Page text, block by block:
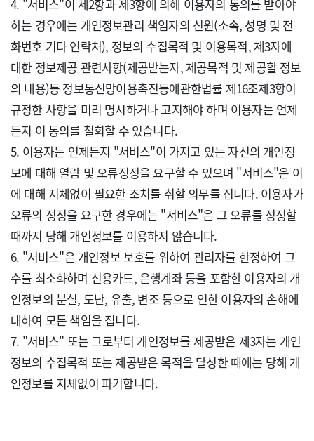
4. "서비스"이 제2항과 제3항에 의해 이용자의 동의를 받아야
하는 경우에는 개인정보관리 책임자의 신원(소속, 성명 및 전
화번호 기타 연락처), 정보의 수집목적 및 이용목적, 제3자에
대한 정보제공 관련사항(제공받는자, 제공목적 및 제공할 정보
의 내용)등 정보통신망이용촉진등에관한법률 제16조제3항이
규정한 사항을 미리 명시하거나 고지해야 하며 이용자는 언제
든지 이 동의를 철회할 수 있습니다.
5. 이용자는 언제든지 "서비스"이 가지고 있는 자신의 개인정
보에 대해 열람 및 오류정정을 요구할 수 있으며 "서비스"은 이
에 대해 지체없이 필요한 조치를 취할 의무를 집니다. 이용자가
오류의 정정을 요구한 경우에는 "서비스"은 그 오류를 정정할
때까지 당해 개인정보를 이용하지 않습니다.
6. "서비스"은 개인정보 보호를 위하여 관리자를 한정하여 그
수를 최소화하며 신용카드, 은행계좌 등을 포함한 이용자의 개
인정보의 분실, 도난, 유출, 변조 등으로 인한 이용자의 손해에
대하여 모든 책임을 집니다.
7. "서비스" 또는 그로부터 개인정보를 제공받은 제3자는 개인
정보의 수집목적 또는 제공받은 목적을 달성한 때에는 당해 개
인정보를 지체없이 파기합니다.